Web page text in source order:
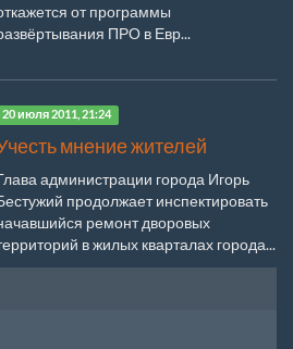
от программы
ПРО в Евр...
20 июля 2011, 21:24
мнение жителей
администрации города Игорь
продолжает инспектировать
ремонт дворовых
в жилых кварталах города...